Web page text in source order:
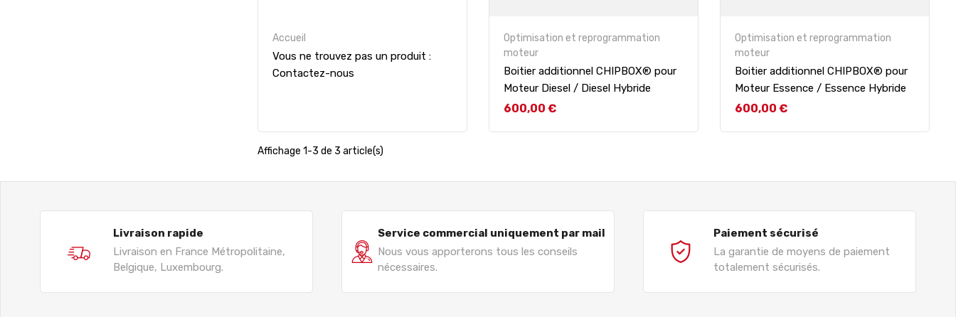
Accueil
Vous ne trouvez pas un produit :
Contactez-nous
Optimisation et reprogrammation
moteur
Boitier additionnel CHIPBOX® pour
Moteur Diesel / Diesel Hybride
Prix
600,00 €
Optimisation et reprogrammation
moteur
Boitier additionnel CHIPBOX® pour
Moteur Essence / Essence Hybride
Prix
600,00 €
Affichage 1-3 de 3 article(s)
Livraison rapide
Livraison en France Métropolitaine,
Belgique, Luxembourg.
Service commercial uniquement par mail
Nous vous apporterons tous les conseils
nécessaires.
Paiement sécurisé
La garantie de moyens de paiement
totalement sécurisés.